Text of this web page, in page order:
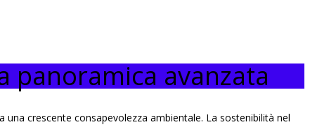
panoramica avanzata
crescente consapevolezza ambientale. La sostenibilità nel